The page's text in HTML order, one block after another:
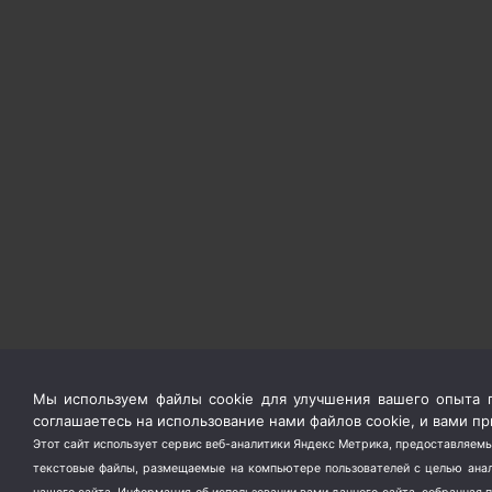
Мы используем файлы cookie для улучшения вашего опыта
соглашаетесь на использование нами файлов cookie, и вами
Этот сайт использует сервис веб-аналитики Яндекс Метрика,
текстовые файлы, размещаемые на компьютере пользователей с целью